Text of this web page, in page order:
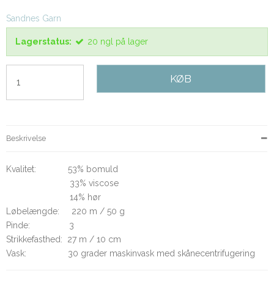
Sandnes Garn
Lagerstatus: 20 ngl på lager
KØB
Beskrivelse
Kvalitet: 53% bomuld
33% viscose
14% hør
Løbelængde: 220 m / 50 g
Pinde: 3
Strikkefasthed: 27 m / 10 cm
Vask: 30 grader maskinvask med skånecentrifugering